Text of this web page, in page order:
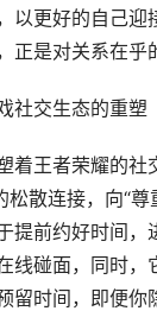
以更好的自己迎
正是对关系在乎
社交生态的重塑
着王者荣耀的社
松散连接，向“尊
提前约好时间，
线碰面，同时，
留时间，即便你